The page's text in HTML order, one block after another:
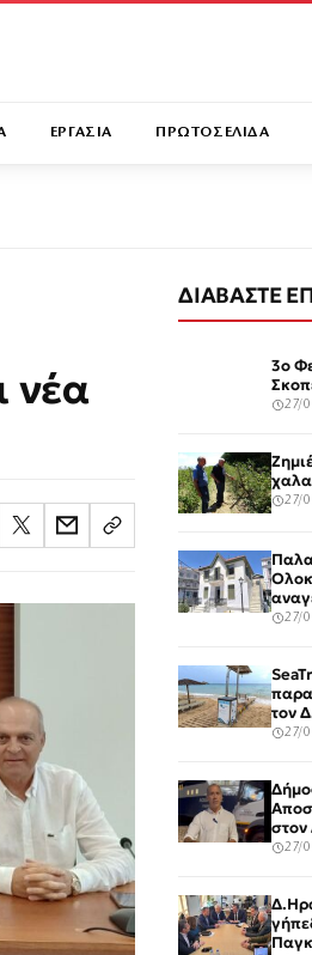
ΕΡΓΑΣΙΑ ΠΡΩΤΟΣΕΛΙΔΑ
νέα
ΔΙΑΒΑΣΤΕ
3ο
27/
27/
27/
τον
27/
στον
27/